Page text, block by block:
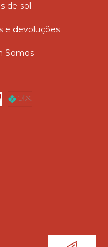
de sol
e devoluções
Somos